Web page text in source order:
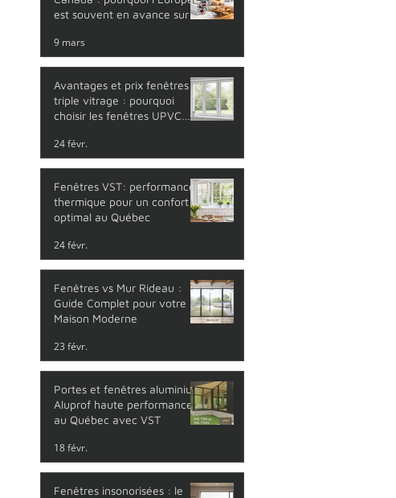
est souvent en avance sur la
9 mars
Avantages et prix fenêtres
triple vitrage : pourquoi
choisir les fenêtres UPVC
24 févr.
Fenêtres VST: performance
thermique pour un confort
optimal au Québec
24 févr.
Fenêtres vs Mur Rideau :
Guide Complet pour votre
Maison Moderne
23 févr.
Portes et fenêtres aluminium
Aluprof haute performance
au Québec avec VST
18 févr.
Fenêtres insonorisées : le